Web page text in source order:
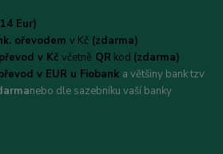
Eur)
ořevodemv Kč (zdarma)
v Kčvčetně QR kod (zdarma)
v EUR u Fiobank a většiny bank tzv
nebo dle sazebníku vaší banky